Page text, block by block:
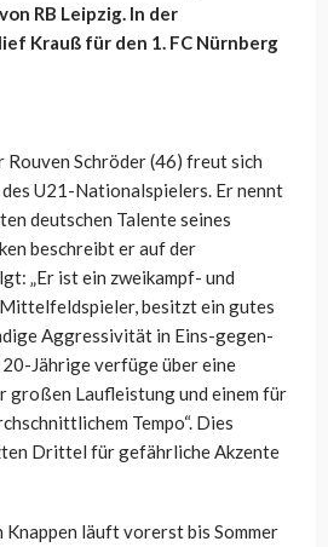
RB Leipzig. In der
Krauß für den 1. FC Nürnberg
Schröder (46) freut sich
U21-Nationalspielers. Er nennt
deutschen Talente seines
beschreibt er auf der
„Er ist ein zweikampf- und
besitzt ein gutes
Aggressivität in Eins-gegen-
Jährige verfüge über eine
großen Laufleistung und einem für
Tempo“. Dies
Drittel für gefährliche Akzente
Knappen läuft vorerst bis Sommer